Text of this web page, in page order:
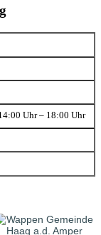
Uhr – 18:00 Uhr